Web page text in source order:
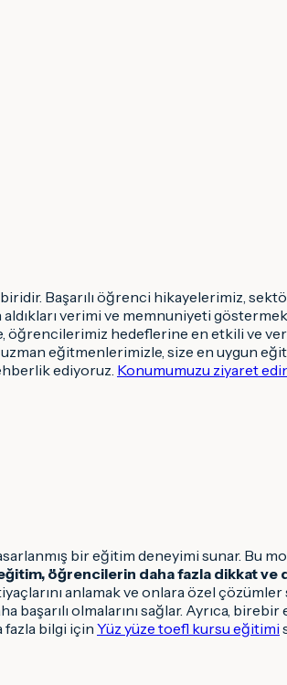
Başarılı öğrenci hikayelerimiz,
verimi ve memnuniyeti
öğrencilerimiz hedeflerine en etkili ve
eğitmenlerimizle, size en uygun
ediyoruz. Konumumuzu ziyaret
bir eğitim deneyimi sunar. Bu
öğrencilerin daha fazla dikkat ve
anlamak ve onlara özel
başarılı olmalarını sağlar. Ayrıca,
fazla bilgi içinYüz yüze toefl kursu eğitimi